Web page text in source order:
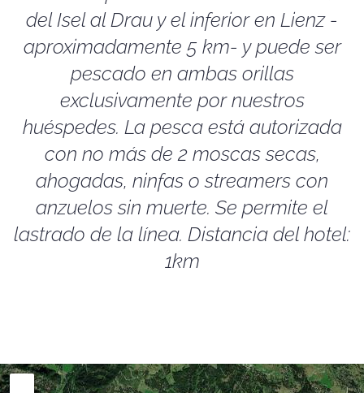
del Isel al Drau y el inferior en Lienz -
aproximadamente 5 km- y puede ser
pescado en ambas orillas
exclusivamente por nuestros
huéspedes. La pesca está autorizada
con no más de 2 moscas secas,
ahogadas, ninfas o streamers con
anzuelos sin muerte. Se permite el
lastrado de la línea. Distancia del hotel:
1km